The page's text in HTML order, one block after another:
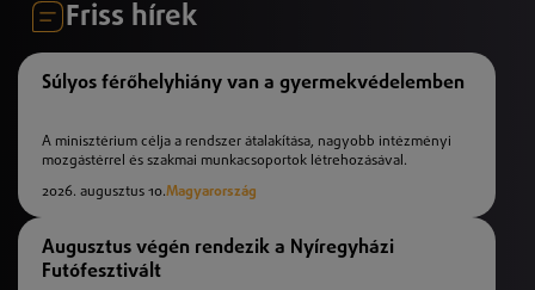
Friss hírek
Súlyos férőhelyhiány van a gyermekvédelemben
A minisztérium célja a rendszer átalakítása, nagyobb intézményi
mozgástérrel és szakmai munkacsoportok létrehozásával.
2026. augusztus 10.Magyarország
Augusztus végén rendezik a Nyíregyházi
Futófesztivált